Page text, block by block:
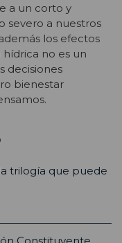
a un corto y
severo a nuestros
los efectos
no es un
decisiones
bienestar
trilogía que puede